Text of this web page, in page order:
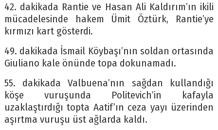
42. dakikada Rantie ve Hasan Ali Kaldırım’ın ikili
mücadelesinde hakem Ümit Öztürk, Rantie’ye
kırmızı kart gösterdi.
49. dakikada İsmail Köybaşı’nın soldan ortasında
Giuliano kale önünde topa dokunamadı.
55. dakikada Valbuena’nın sağdan kullandığı
köşe vuruşunda Politevich’in kafayla
uzaklaştırdığı topta Aatif’ın ceza yayı üzerinden
aşırtma vuruşu üst ağlarda kaldı.